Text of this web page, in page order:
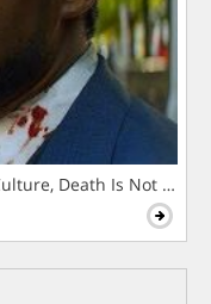
Death Is Not The